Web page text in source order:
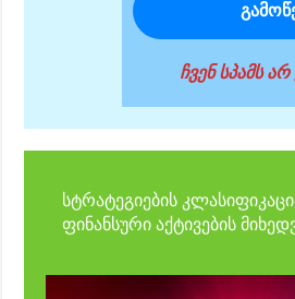
ჩვენ სპამს
სტრატეგიების
ფინანსური აქტივების